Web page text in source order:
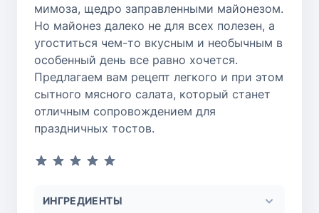
мимоза, щедро заправленными майонезом.
Но майонез далеко не для всех полезен, а
угоститься чем-то вкусным и необычным в
особенный день все равно хочется.
Предлагаем вам рецепт легкого и при этом
сытного мясного салата, который станет
отличным сопровождением для
праздничных тостов.
ИНГРЕДИЕНТЫ